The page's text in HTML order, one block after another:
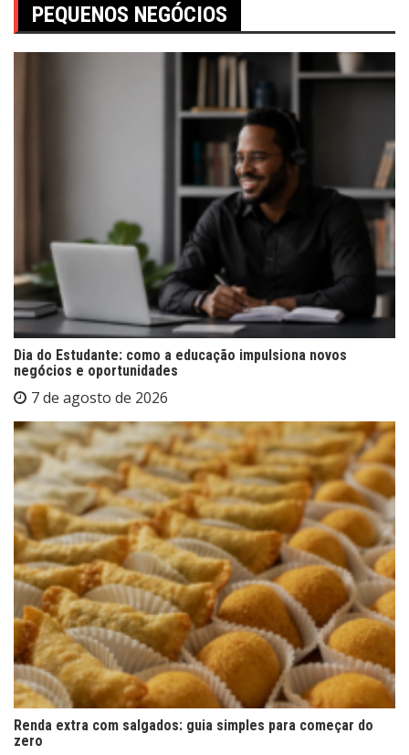
PEQUENOS NEGÓCIOS
Dia do Estudante: como a educação impulsiona novos
negócios e oportunidades
7 de agosto de 2026
Renda extra com salgados: guia simples para começar do
zero